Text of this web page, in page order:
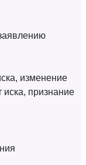
изменение
иска, признание